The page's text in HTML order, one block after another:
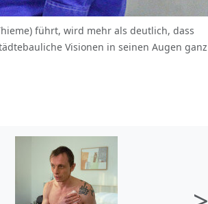
führt, wird mehr als deutlich, dass
Visionen in seinen Augen ganz